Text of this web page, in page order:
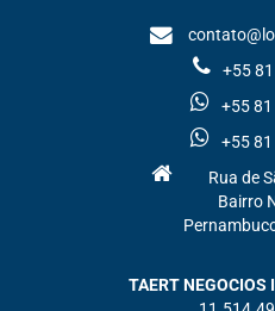
+55
+55
+55
Rua de
Bairro
TAERT NEGOCIOS